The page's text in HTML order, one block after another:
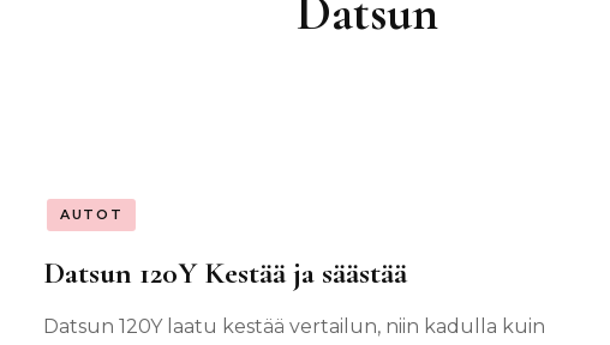
AUTOT
Datsun 120Y Kestää ja säästää
Datsun 120Y laatu kestää vertailun, niin kadulla kuin